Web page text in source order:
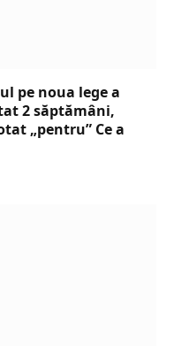
pe noua lege a
2 săptămâni,
„pentru” Ce a